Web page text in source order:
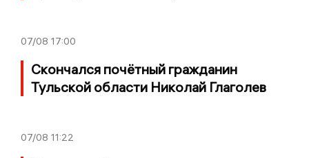
07/08 17:00
Скончался почётный гражданин
Тульской области Николай Глаголев
07/08 11:22